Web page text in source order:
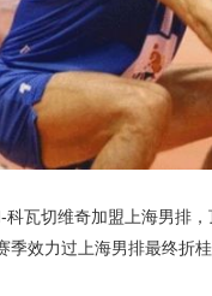
切维奇加盟上海男排，
效力过上海男排最终折